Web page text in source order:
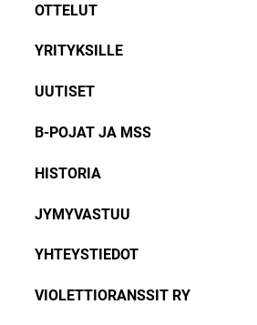
OTTELUT
YRITYKSILLE
UUTISET
B-POJAT JA MSS
HISTORIA
JYMYVASTUU
YHTEYSTIEDOT
VIOLETTIORANSSIT RY